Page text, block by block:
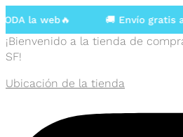
la web🔥 🚚 Envío gratis a
¡Bienvenido a la tienda de
SF!
Ubicación de la tienda